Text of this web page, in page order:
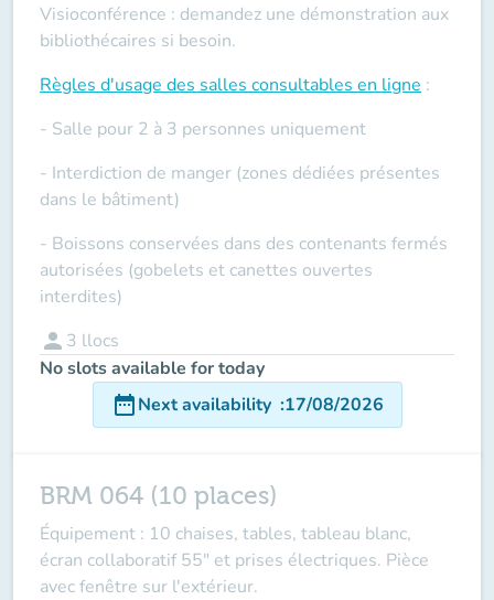
Visioconférence : demandez une démonstration aux
bibliothécaires si besoin.
Règles d'usage des salles consultables en ligne :
- Salle pour 2 à 3 personnes uniquement
- Interdiction de manger (zones dédiées présentes
dans le bâtiment)
- Boissons conservées dans des contenants fermés
autorisées (gobelets et canettes ouvertes
interdites)
person 3 llocs
No slots available for today
date_rangeNext availability :17/08/2026
BRM 064 (10 places)
Équipement : 10 chaises, tables, tableau blanc,
écran collaboratif 55" et prises électriques. Pièce
avec fenêtre sur l'extérieur.